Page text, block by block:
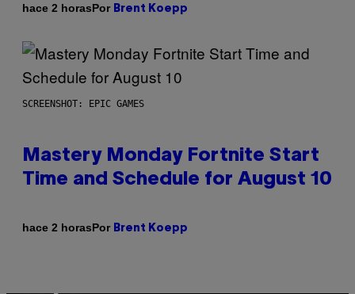
hace 2 horasPor Brent Koepp
SCREENSHOT: EPIC GAMES
Mastery Monday Fortnite Start
Time and Schedule for August 10
hace 2 horasPor Brent Koepp